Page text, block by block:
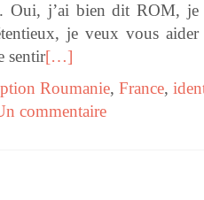
Oui, j’ai bien dit ROM, je
je veux vous
sentir[…]
Roumanie, France,
commentaire